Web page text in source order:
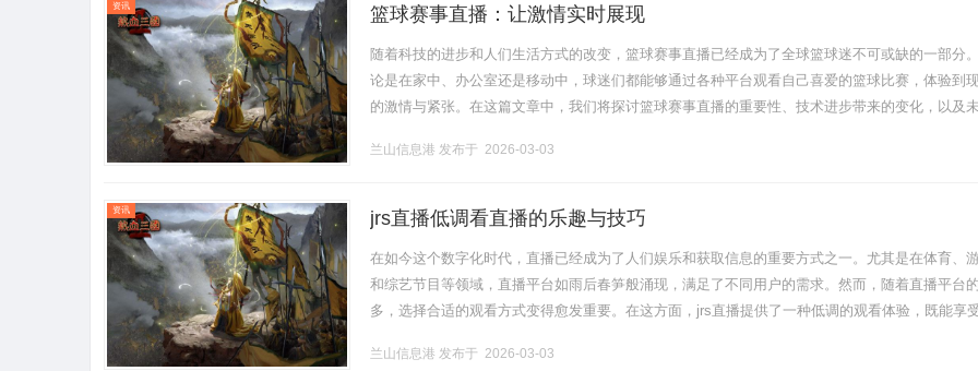
资讯 篮球赛事直播：让激情实时展现
随着科技的进步和人们生活方式的改变，篮球赛事直播已经成为了全球篮球迷不可或缺的一部分
论是在家中、办公室还是移动中，球迷们都能够通过各种平台观看自己喜爱的篮球比赛，体验到
的激情与紧张。在这篇文章中，我们将探讨篮球赛事直播的重要性、技术进步带来的变化，以及
乐方式，.........
兰山信息港 发布于 2026-03-03
资讯 jrs直播低调看直播的乐趣与技巧
在如今这个数字化时代，直播已经成为了人们娱乐和获取信息的重要方式之一。尤其是在体育、
和综艺节目等领域，直播平台如雨后春笋般涌现，满足了不同用户的需求。然而，随着直播平台
多，选择合适的观看方式变得愈发重要。在这方面，jrs直播提供了一种低调的观看体验，既能享
面.........
兰山信息港 发布于 2026-03-03